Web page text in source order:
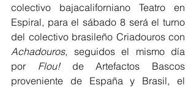
colectivo bajacaliforniano Teatro en
Espiral, para el sábado 8 será el turno
Achadouros, seguidos el mismo día
por Flou! de Artefactos Bascos
proveniente de España y Brasil, el